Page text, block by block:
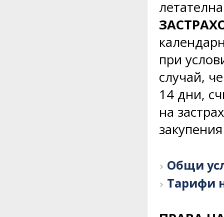
при
случай,
14 дни,
на
Общи
Тарифи